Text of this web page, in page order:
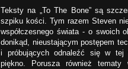
Teksty na „To The Bone” są
szpiku kości. Tym razem Steven
współczesnego świata - o swoich
donikąd, nieustającym postępem
i próbujących odnaleźć się w tej
piękno. Porusza również tematy